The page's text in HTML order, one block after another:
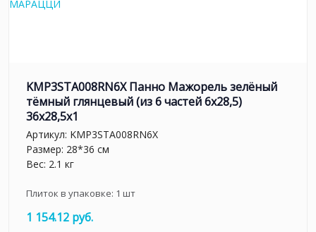
KMP3STA008RN6X Панно Мажорель зелёный
тёмный глянцевый (из 6 частей 6х28,5)
36x28,5x1
Артикул: KMP3STA008RN6X
Размер: 28*36 см
Вес: 2.1 кг
Плиток в упаковке: 1 шт
1 154.12 руб.